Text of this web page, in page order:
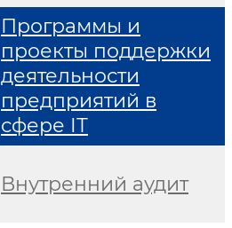
Программы и
проекты поддержки
деятельности
предприятий в
сфере IТ
Внутренний аудит